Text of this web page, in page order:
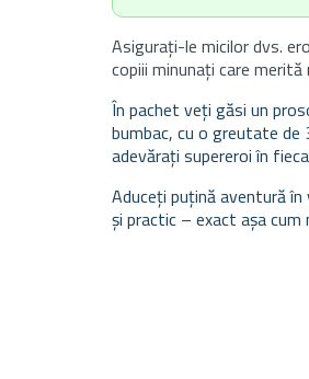
Asigurați-le micilor dvs.
copiii minunați care
În pachet veți găsi un
bumbac, cu o greutate de
adevărați supereroi în
Aduceți puțină aventură
și practic – exact așa cum